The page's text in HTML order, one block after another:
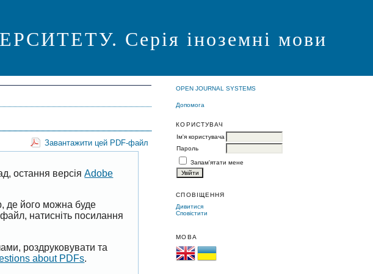
Серія іноземні мови
OPEN JOURNAL SYSTEMS
Допомога
КОРИСТУВАЧ
Ім'я користувача
Пароль
Запам'ятати мене
СПОВІЩЕННЯ
Дивитися
Сповістити
МОВА
Завантажити цей PDF-файл
остання версіяAdobe
де його можна буде
натисніть посилання
роздруковувати та
about PDFs.